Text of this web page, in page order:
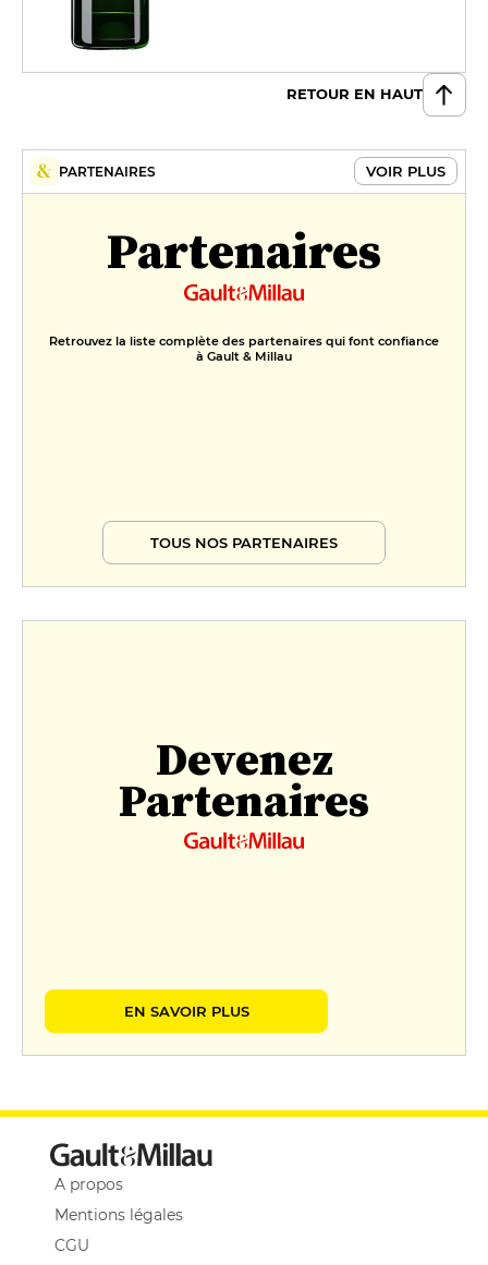
RETOUR EN HAUT
PARTENAIRES VOIR PLUS
Partenaires
Retrouvez la liste complète des partenaires qui font confiance
à Gault & Millau
TOUS NOS PARTENAIRES
Devenez
Partenaires
EN SAVOIR PLUS
A propos
Mentions légales
CGU